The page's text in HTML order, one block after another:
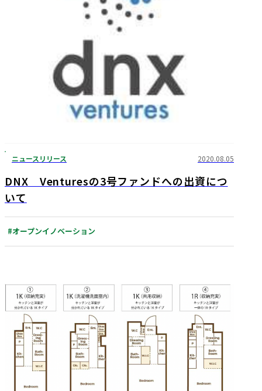
ニュースリリース 2020.08.05
DNX Venturesの3号ファンドへの出資につ
いて
#オープンイノベーション